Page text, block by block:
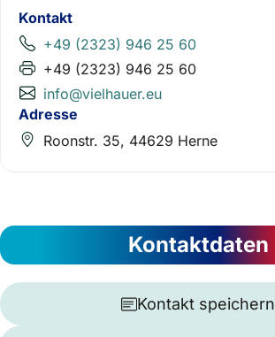
Kontakt
+49 (2323) 946 25 60
+49 (2323) 946 25 60
info@vielhauer.eu
Adresse
Roonstr. 35, 44629 Herne
Kontaktdaten
Kontakt speichern